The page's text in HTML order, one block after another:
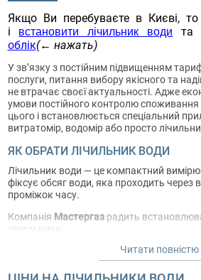
Якщо Ви перебуваєте в Києві,
і встановити лічильник води та
облік(← нажать)
У зв’язку з постійним підвищенням
послуги, питання вибору якісного та
не втрачає своєї актуальності. Адже
умови постійного контролю споживання
цього і встановлюється спеціальний
витратомір, водомір або просто
ЯК ОБРАТИ ЛІЧИЛЬНИК ВОДИ
Лічильник води — це компактний
фіксує обсяг води, яка проходить через
проміжок часу.
Компанія Мастергазрадить
лічильники:
Турецькі Baylan, польські Apator
зарекомендували себе як довговічні та
комплектуючим, такі моделі
Читати повністю